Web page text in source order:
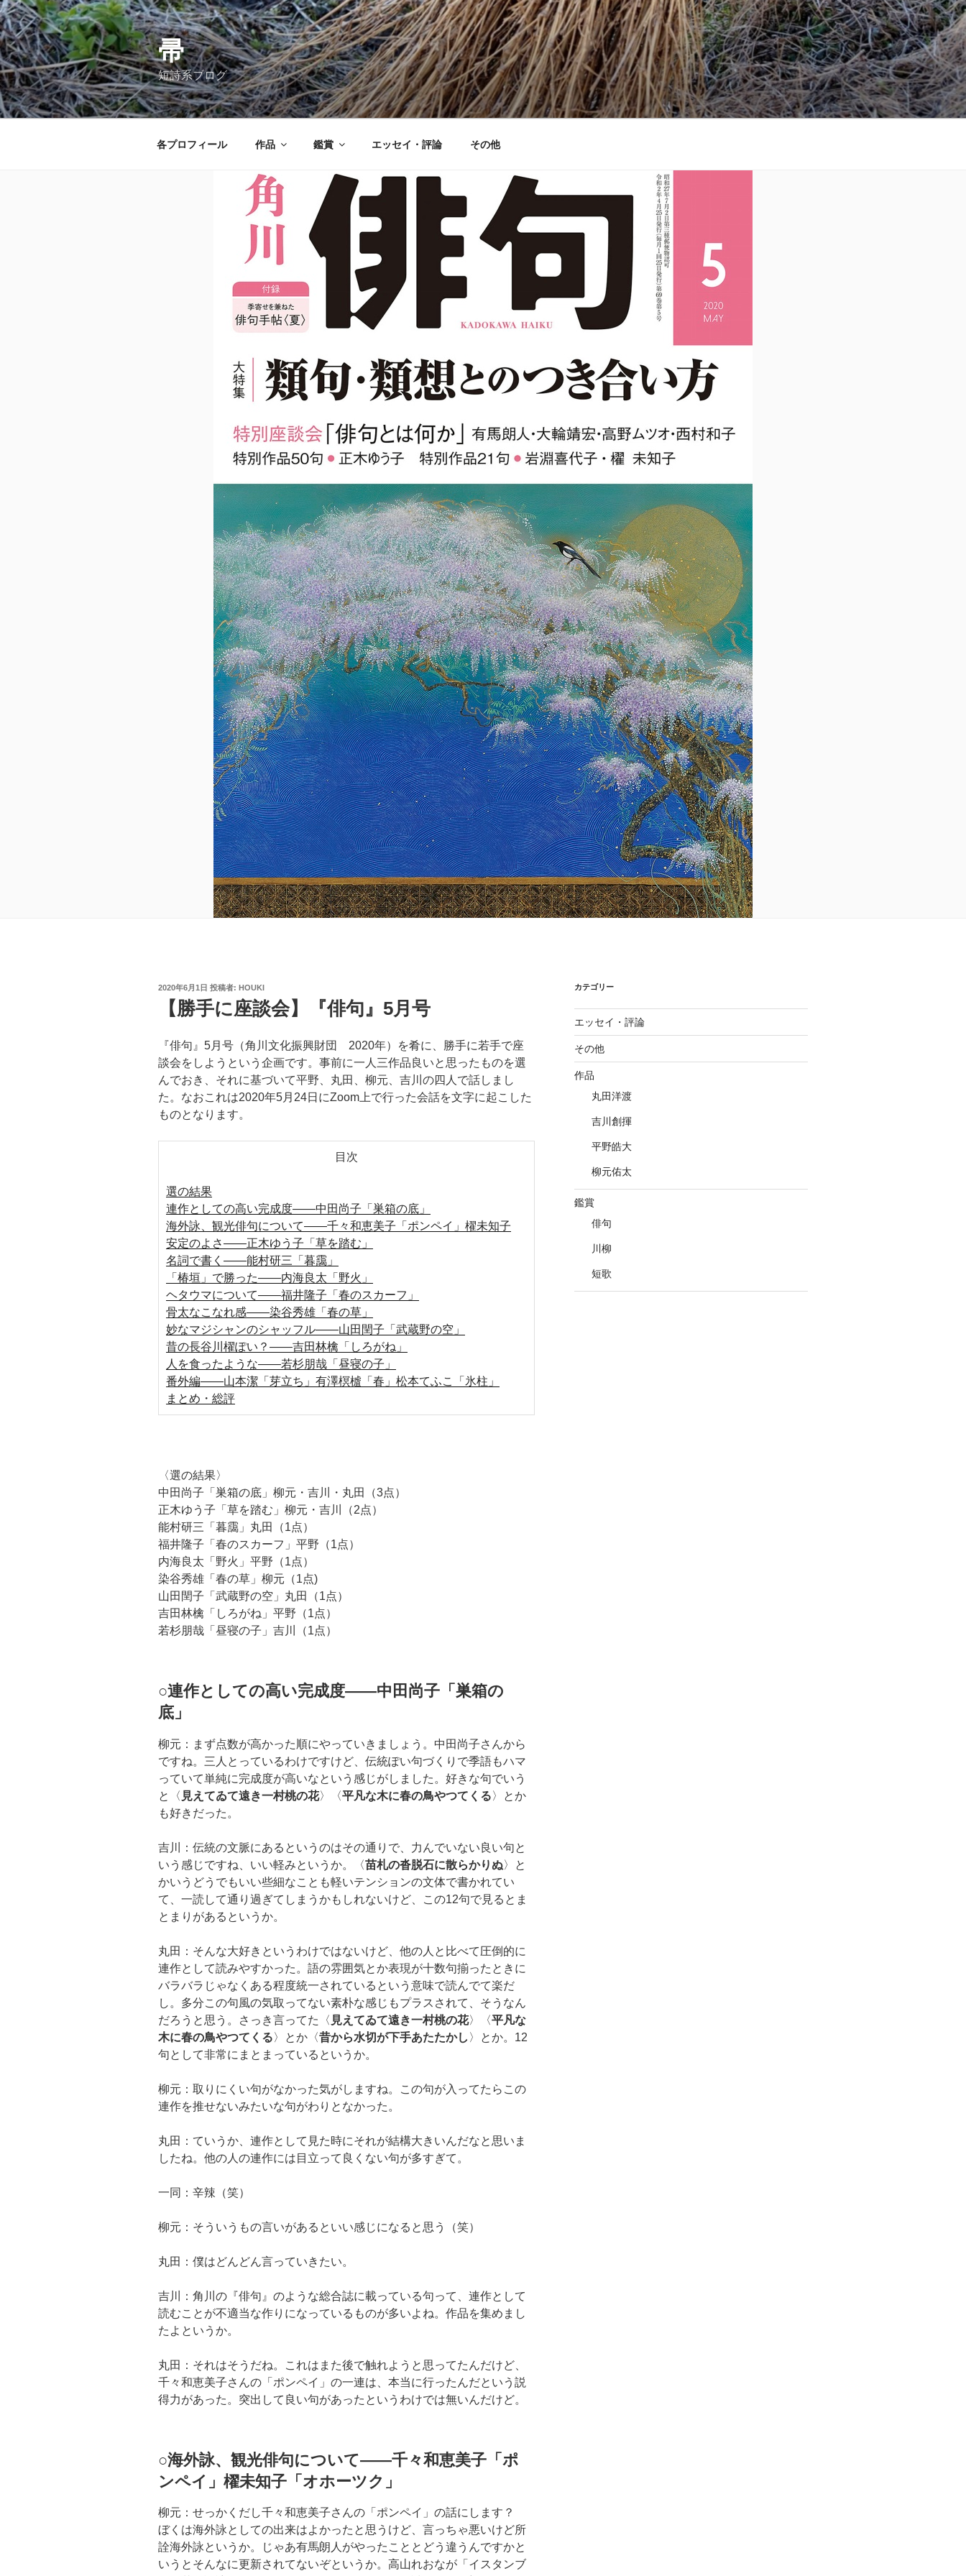
コ
ン
テ
ン
ツ
へ
ス
帚
短詩系ブログ
各プロフィール 作品 鑑賞 エッセイ・評論 その他
投
2020年6月1日 投稿者: HOUKI
【勝手に座談会】『俳句』5月号
『俳句』5月号（角川文化振興財団 2020年）を肴に、勝手に若手で座
談会をしようという企画です。事前に一人三作品良いと思ったものを選
んでおき、それに基づいて平野、丸田、柳元、吉川の四人で話しまし
た。なおこれは2020年5月24日にZoom上で行った会話を文字に起こした
ものとなります。
目次
選の結果
連作としての高い完成度――中田尚子「巣箱の底」
海外詠、観光俳句について――千々和恵美子「ポンペイ」櫂未知子
安定のよさ――正木ゆう子「草を踏む」
名詞で書く――能村研三「暮靄」
「椿垣」で勝った――内海良太「野火」
ヘタウマについて――福井隆子「春のスカーフ」
骨太なこなれ感――染谷秀雄「春の草」
妙なマジシャンのシャッフル――山田閏子「武蔵野の空」
昔の長谷川櫂ぽい？――吉田林檎「しろがね」
人を食ったような――若杉朋哉「昼寝の子」
番外編――山本潔「芽立ち」有澤榠樝「春」松本てふこ「氷柱」
まとめ・総評
〈選の結果〉
中田尚子「巣箱の底」柳元・吉川・丸田（3点）
正木ゆう子「草を踏む」柳元・吉川（2点）
能村研三「暮靄」丸田（1点）
福井隆子「春のスカーフ」平野（1点）
内海良太「野火」平野（1点）
染谷秀雄「春の草」柳元（1点)
山田閏子「武蔵野の空」丸田（1点）
吉田林檎「しろがね」平野（1点）
若杉朋哉「昼寝の子」吉川（1点）
○連作としての高い完成度――中田尚子「巣箱の
底」
柳元：まず点数が高かった順にやっていきましょう。中田尚子さんから
ですね。三人とっているわけですけど、伝統ぽい句づくりで季語もハマ
っていて単純に完成度が高いなという感じがしました。好きな句でいう
と〈 見えてゐて遠き一村桃の花〉〈平凡な木に春の鳥やつてくる〉とか
も好きだった。
吉川：伝統の文脈にあるというのはその通りで、力んでいない良い句と
いう感じですね、いい軽みというか。〈苗札の沓脱石に散らかりぬ〉と
かいうどうでもいい些細なことも軽いテンションの文体で書かれてい
て、一読して通り過ぎてしまうかもしれないけど、この12句で見るとま
とまりがあるというか。
丸田：そんな大好きというわけではないけど、他の人と比べて圧倒的に
連作として読みやすかった。語の雰囲気とか表現が十数句揃ったときに
バラバラじゃなくある程度統一されているという意味で読んでて楽だ
し。多分この句風の気取ってない素朴な感じもプラスされて、そうなん
だろうと思う。さっき言ってた〈 見えてゐて遠き一村桃の花〉〈平凡な
木に春の鳥やつてくる〉とか〈昔から水切が下手あたたかし 〉とか。12
句として非常にまとまっているというか。
柳元：取りにくい句がなかった気がしますね。この句が入ってたらこの
連作を推せないみたいな句がわりとなかった。
丸田：ていうか、連作として見た時にそれが結構大きいんだなと思いま
したね。他の人の連作には目立って良くない句が多すぎて。
一同：辛辣（笑）
柳元：そういうもの言いがあるといい感じになると思う（笑）
丸田：僕はどんどん言っていきたい。
吉川：角川の『俳句』のような総合誌に載っている句って、連作として
読むことが不適当な作りになっているものが多いよね。作品を集めまし
たよというか。
丸田：それはそうだね。これはまた後で触れようと思ってたんだけど、
千々和恵美子さんの「ポンペイ」の一連は、本当に行ったんだという説
得力があった。突出して良い句があったというわけでは無いんだけど。
○海外詠、観光俳句について――千々和恵美子「ポ
ンペイ」櫂未知子「オホーツク」
柳元：せっかくだし千々和恵美子さんの「ポンペイ」の話にします？
ぼくは海外詠としての出来はよかったと思うけど、言っちゃ悪いけど所
詮海外詠というか。じゃあ有馬朗人がやったこととどう違うんですかと
いうとそんなに更新されてないぞというか。高山れおなが「イスタンブ
カテゴリー
エッセイ・評論
その他
作品
丸田洋渡
吉川創揮
平野皓大
柳元佑太
鑑賞
俳句
川柳
短歌